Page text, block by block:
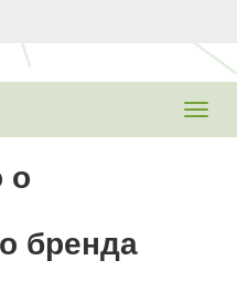
Toggle
о
бренда